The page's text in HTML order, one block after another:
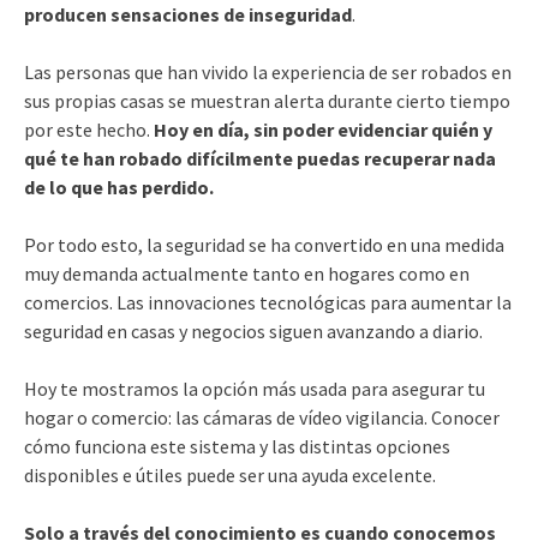
producen sensaciones de inseguridad.
Las personas que han vivido la experiencia de ser robados en
sus propias casas se muestran alerta durante cierto tiempo
por este hecho. Hoy en día, sin poder evidenciar quién y
qué te han robado difícilmente puedas recuperar nada
de lo que has perdido.
Por todo esto, la seguridad se ha convertido en una medida
muy demanda actualmente tanto en hogares como en
comercios. Las innovaciones tecnológicas para aumentar la
seguridad en casas y negocios siguen avanzando a diario.
Hoy te mostramos la opción más usada para asegurar tu
hogar o comercio: las cámaras de vídeo vigilancia. Conocer
cómo funciona este sistema y las distintas opciones
disponibles e útiles puede ser una ayuda excelente.
Solo a través del conocimiento es cuando conocemos